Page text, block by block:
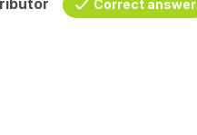
Correct answer